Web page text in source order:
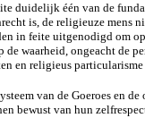
duidelijk één van de
is, de religieuze mens
in feite uitgenodigd om
de waarheid, ongeacht de
en religieus
van de Goeroes en
bewust van hun